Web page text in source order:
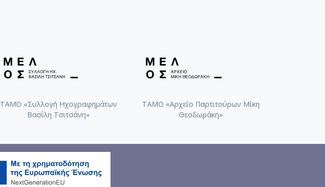
ΤΑΜΟ «Συλλογή Ηχογραφημάτων
Βασίλη Τσιτσάνη»
ΤΑΜΟ «Αρχείο Παρτιτούρων Μίκη
Θεοδωράκη»